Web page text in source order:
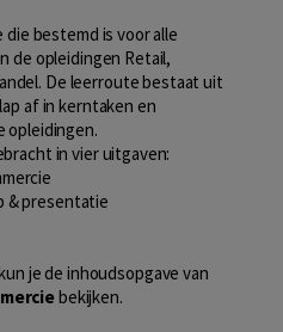
bestemd is voor alle
de opleidingen Retail,
De leerroute bestaat uit
af in kerntaken en
opleidingen.
in vier uitgaven:
& presentatie
je de inhoudsopgave van
bekijken.